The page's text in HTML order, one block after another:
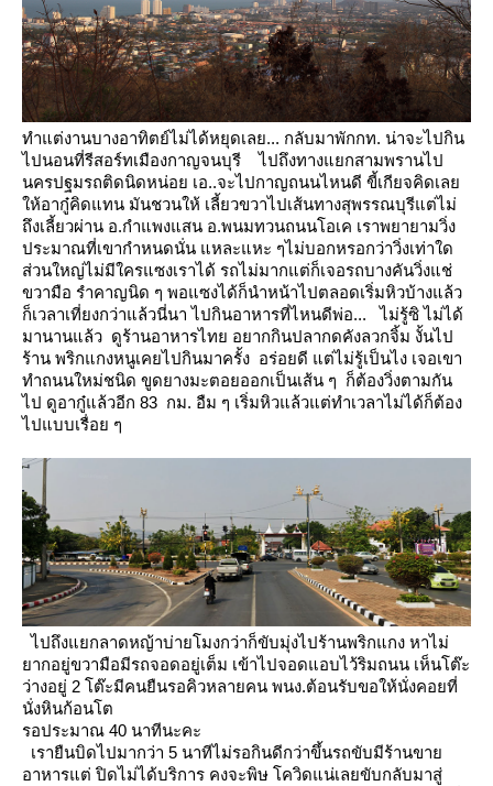
ทำแต่งานบางอาทิตย์ไม่ได้หยุดเลย... กลับมาพักกท. น่าจะไปกิน
ไปนอนที่รีสอร์ทเมืองกาญจนบุรี
ไปถึงทางแยกสามพรานไป
นครปฐมรถติดนิดหน่อย เอ..จะไปกาญถนนไหนดี ขี้เกียจคิดเล
ห้อากู๋คิดแทน มันชวนให้ เลี้ยวขวาไปเส้นทางสุพรรณบุรีแต่ไม่
ถึงเลี้ยวผ่าน อ.กำแพงแสน อ.พนมทวนถนนโอเค เราพยายามวิ่ง
ประมาณที่เขากำหนดนั่น หละแหะ ๆไม่บอกหรอกว่าวิ่งเท่าใด
ส่วนใหญ่ไม่มีใครแซงเราได้ รถไม่มากแต่ก็เจอรถบางคันวิ่งแช่
ขวามือ รำคาญนิด ๆ พอแซงได้ก็นำหน้าไปตลอดเริ่มหิวบ้างแล้ว
ก็เวลาเที่ยงกว่าแล้วนี่นา ไปกินอาหารที่ไหนดีพ่อ...
ไม่รู้ซิ ไม่ได้
มานานแล้ว ดูร้านอาหารไทย อยากกินปลากดคังลวกจิ้ม งั้นไป
ร้าน พริกแกงหนูเคยไปกินมาครั้ง อร่อยดี ต่ไม่รู้เป็นไง เจอเขา
ทำถนนใหม่ชนิด ขูดยางมะตอยออกเป็นเส้น ๆ ก็ต้องวิ่งตามกัน
ไป ดูอากู๋แล้วอีก 83 กม. อืม ๆ เริ่มหิวแล้วแต่ทำเวลาไม่ได้ก็ต้อง
ไปแบบเรื่อย ๆ
ไปถึงแยกลาดหญ้าบ่ายโมงกว่าก็ขับมุ่งไปร้านพริกแกง หาไม่
ากอยู่ขวามือมีรถจอดอยู่เต็ม เข้าไปจอดแอบไว้ริมถนน เห็นโต๊ะ
ว่างอยู่ 2 โต๊ะมีคนยืนรอคิวหลายคน พนง.ต้อนรับขอให้นั่งคอยที่
นั่งหินก้อนโต
รอประมาณ 40 นาทีนะคะ
เรายืนบิดไปมากว่า 5 นาทีไม่รอกินดีกว่าขึ้นรถขับมีร้านขา
อาหารแต่ ปิดไม่ได้บริการ คงจะพิษ ควิดแน่เลยขับกลับมาสู่